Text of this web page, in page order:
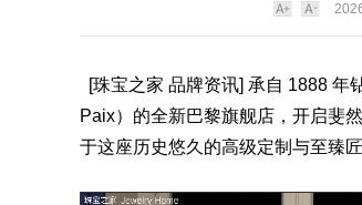
[珠宝之家 品牌资讯] 承自 1888 年
Paix）的全新巴黎旗舰店，开启斐
于这座历史悠久的高级定制与至臻